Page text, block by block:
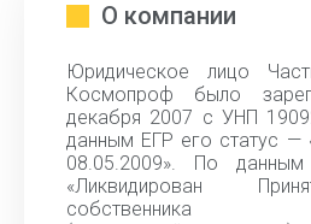
О компании
Юридическое лицо
Космопроф было
декабря 2007 с УНП
данным ЕГР его статус —
08.05.2009». По
«Ликвидирован
собственника